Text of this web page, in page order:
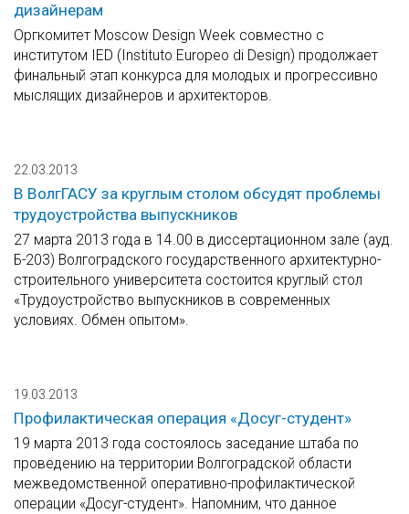
дизайнерам
Оргкомитет Moscow Design Week совместно с
институтом IED (Instituto Europeo di Design) продолжает
финальный этап конкурса для молодых и прогрессивно
мыслящих дизайнеров и архитекторов.
22.03.2013
В ВолгГАСУ за круглым столом обсудят проблемы
трудоустройства выпускников
27 марта 2013 года в 14.00 в диссертационном зале (ауд.
Б-203) Волгоградского государственного архитектурно-
строительного университета состоится круглый стол
«Трудоустройство выпускников в современных
условиях. Обмен опытом».
19.03.2013
Профилактическая операция «Досуг-студент»
19 марта 2013 года состоялось заседание штаба по
проведению на территории Волгоградской области
межведомственной оперативно-профилактической
операции «Досуг-студент». Напомним, что данное